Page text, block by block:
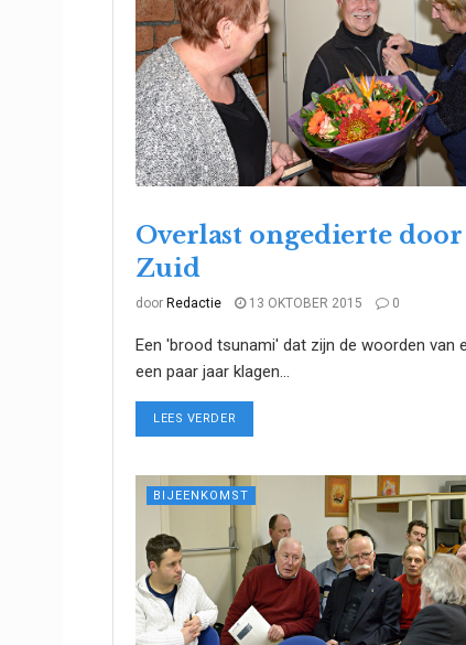
GEZONDHEID & GEZONDHEIDSZORG
Overlast ongedierte
Zuid
door Redactie 13 OKTOBER 2015 0
Een 'brood tsunami' dat zijn de woorden van
een paar jaar klagen...
LEES VERDER
BIJEENKOMST